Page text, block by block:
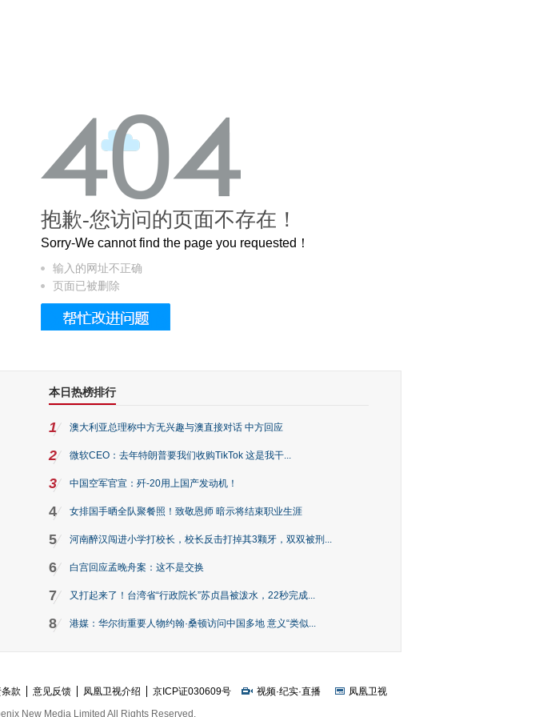
的长卷，还原了600岁的紫禁城
抱歉-您访问的页面不存在！
Sorry-We cannot find the page you requested！
输入的网址不正确
页面已被删除
本日热榜排行
1 澳大利亚总理称中方无兴趣与澳直接对话 中方回应
2 微软CEO：去年特朗普要我们收购TikTok 这是我干...
3 中国空军官宣：歼-20用上国产发动机！
4 女排国手晒全队聚餐照！致敬恩师 暗示将结束职业生涯
5 河南醉汉闯进小学打校长，校长反击打掉其3颗牙，双双被刑...
6 白宫回应孟晚舟案：这不是交换
7 又打起来了！台湾省“行政院长”苏贞昌被泼水，22秒完成...
8 港媒：华尔街重要人物约翰·桑顿访问中国多地 意义“类似...
款 意见反馈 凤凰卫视介绍 京ICP证030609号 视频·纪实·直播
凤凰卫视
New Media Limited All Rights Reserved.